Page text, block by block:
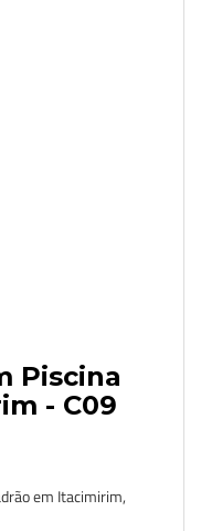
Piscina
- C09
em Itacimirim,